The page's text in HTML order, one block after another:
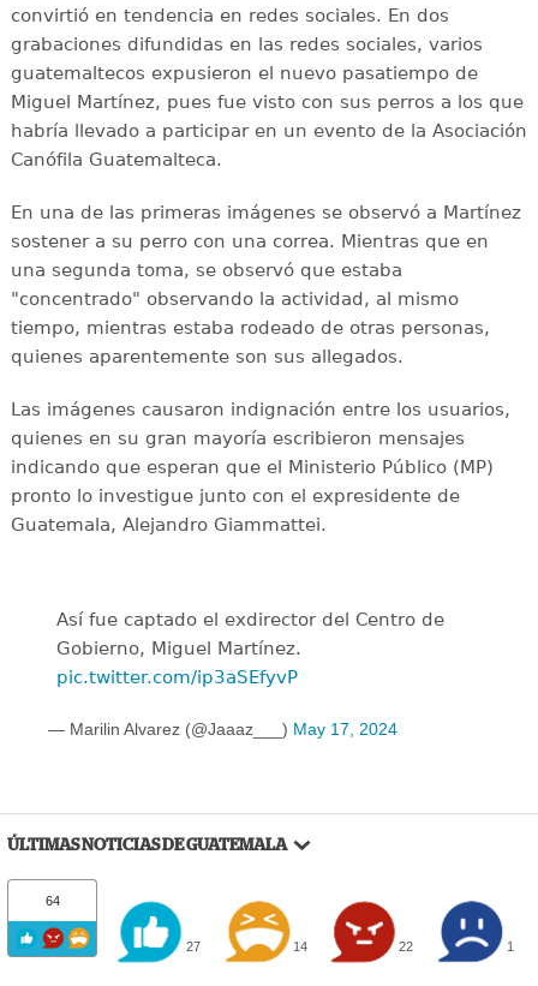
convirtió en tendencia en redes sociales. En dos
grabaciones difundidas en las redes sociales, varios
guatemaltecos expusieron el nuevo pasatiempo de
Miguel Martínez, pues fue visto con sus perros a los que
habría llevado a participar en un evento de la Asociación
Canófila Guatemalteca.
En una de las primeras imágenes se observó a Martínez
sostener a su perro con una correa. Mientras que en
una segunda toma, se observó que estaba
"concentrado" observando la actividad, al mismo
tiempo, mientras estaba rodeado de otras personas,
quienes aparentemente son sus allegados.
Las imágenes causaron indignación entre los usuarios,
quienes en su gran mayoría escribieron mensajes
indicando que esperan que el Ministerio Público (MP)
pronto lo investigue junto con el expresidente de
Guatemala, Alejandro Giammattei.
Así fue captado el exdirector del Centro de
Gobierno, Miguel Martínez.
pic.twitter.com/ip3aSEfyvP
— Marilin Alvarez (@Jaaaz___) May 17, 2024
ÚLTIMAS NOTICIAS DE GUATEMALA
64
27 14 22 1